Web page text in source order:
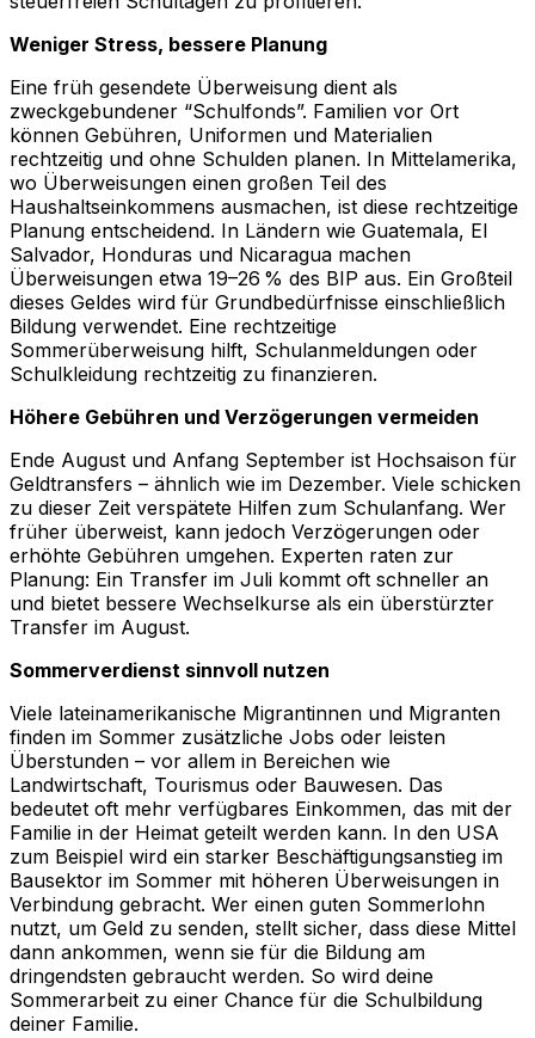
Weniger Stress, bessere Planung
Eine früh gesendete Überweisung dient als
zweckgebundener “Schulfonds”. Familien vor Ort
können Gebühren, Uniformen und Materialien
rechtzeitig und ohne Schulden planen. In Mittelamerika,
wo Überweisungen einen großen Teil des
Haushaltseinkommens ausmachen, ist diese rechtzeitige
Planung entscheidend. In Ländern wie Guatemala, El
Salvador, Honduras und Nicaragua machen
Überweisungen etwa 19–26 % des BIP aus. Ein Großteil
dieses Geldes wird für Grundbedürfnisse einschließlich
Bildung verwendet. Eine rechtzeitige
Sommerüberweisung hilft, Schulanmeldungen oder
Schulkleidung rechtzeitig zu finanzieren.
Höhere Gebühren und Verzögerungen vermeiden
Ende August und Anfang September ist Hochsaison für
Geldtransfers – ähnlich wie im Dezember. Viele schicken
zu dieser Zeit verspätete Hilfen zum Schulanfang. Wer
früher überweist, kann jedoch Verzögerungen oder
erhöhte Gebühren umgehen. Experten raten zur
Planung: Ein Transfer im Juli kommt oft schneller an
und bietet bessere Wechselkurse als ein überstürzter
Transfer im August.
Sommerverdienst sinnvoll nutzen
Viele lateinamerikanische Migrantinnen und Migranten
finden im Sommer zusätzliche Jobs oder leisten
Überstunden – vor allem in Bereichen wie
Landwirtschaft, Tourismus oder Bauwesen. Das
bedeutet oft mehr verfügbares Einkommen, das mit der
Familie in der Heimat geteilt werden kann. In den USA
zum Beispiel wird ein starker Beschäftigungsanstieg im
Bausektor im Sommer mit höheren Überweisungen in
Verbindung gebracht. Wer einen guten Sommerlohn
nutzt, um Geld zu senden, stellt sicher, dass diese Mittel
dann ankommen, wenn sie für die Bildung am
dringendsten gebraucht werden. So wird deine
Sommerarbeit zu einer Chance für die Schulbildung
deiner Familie.